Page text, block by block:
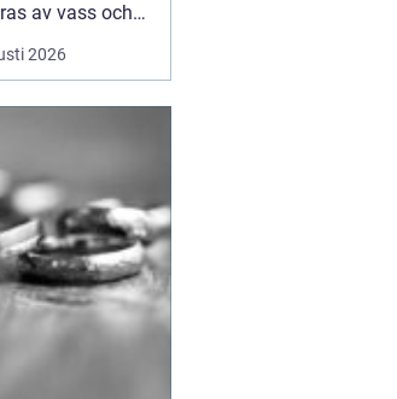
av vass och
ökar
av
lösningarna är
2026